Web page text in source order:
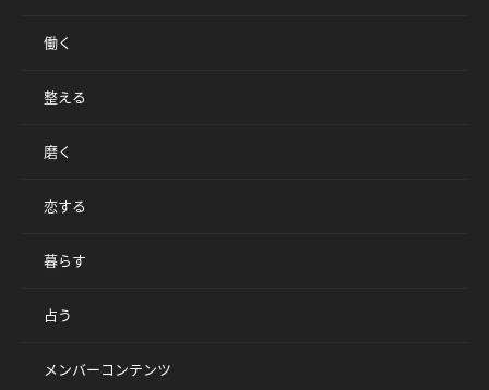
働く
整える
磨く
恋する
暮らす
占う
メンバーコンテンツ